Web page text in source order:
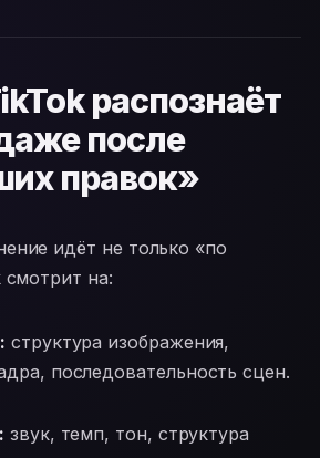
распознаёт
после
правок»
идёт не только «по
смотрит на:
структура изображения,
последовательность сцен.
звук, темп, тон, структура